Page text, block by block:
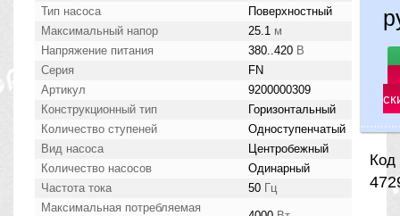
Тип насоса
Поверхностный
Максимальный напор
25.1 м
Напряжение питания
380..420 В
Серия
FN
Артикул
9200000309
Конструкционный тип
Горизонтальный
Количество ступеней
Одноступенчатый
Вид насоса
Центробежный
Количество насосов
Одинарный
Частота тока
50 Гц
Максимальная потребляемая
Код